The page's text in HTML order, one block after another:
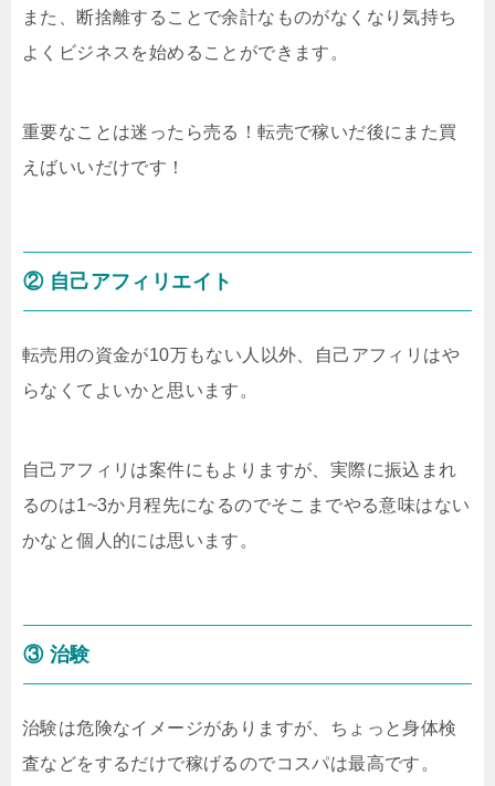
また、断捨離することで余計なものがなくなり気持ち
よくビジネスを始めることができます。
重要なことは迷ったら売る！転売で稼いだ後にまた買
えばいいだけです！
② 自己アフィリエイト
転売用の資金が10万もない人以外、自己アフィリはや
らなくてよいかと思います。
自己アフィリは案件にもよりますが、実際に振込まれ
るのは1~3か月程先になるのでそこまでやる意味はない
かなと個人的には思います。
③ 治験
治験は危険なイメージがありますが、ちょっと身体検
査などをするだけで稼げるのでコスパは最高です。